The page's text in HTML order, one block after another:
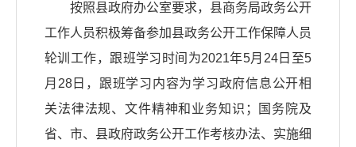
按照县政府办公室要求，县商务局政务公开
工作人员积极筹备参加县政务公开工作保障人员
轮训工作，跟班学习时间为2021年5月24日至5
月28日，跟班学习内容为学习政府信息公开相
关法律法规、文件精神和业务知识；国务院及
省、市、县政府政务公开工作考核办法、实施细